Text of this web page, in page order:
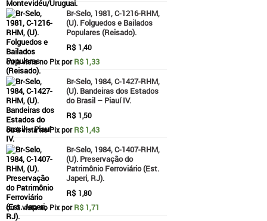
Br-Selo, 1981, C-1216-RHM,
(U). Folguedos e Bailados
Populares (Reisado).
R$ 1,40
ou à vista no Pix porR$ 1,33
Br-Selo, 1984, C-1427-RHM,
(U). Bandeiras dos Estados
do Brasil – Piauí IV.
R$ 1,50
ou à vista no Pix porR$ 1,43
Br-Selo, 1984, C-1407-RHM,
(U). Preservação do
Patrimônio Ferroviário (Est.
Japeri, RJ).
R$ 1,80
ou à vista no Pix porR$ 1,71